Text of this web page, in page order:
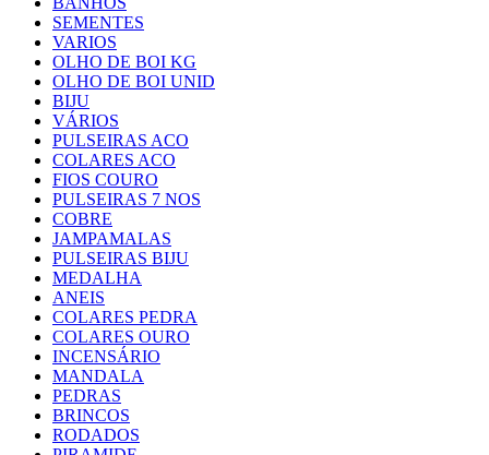
SEMENTES
VARIOS
OLHO DE BOI KG
OLHO DE BOI UNID
BIJU
VÁRIOS
PULSEIRAS ACO
COLARES ACO
FIOS COURO
PULSEIRAS 7 NOS
COBRE
JAMPAMALAS
PULSEIRAS BIJU
MEDALHA
ANEIS
COLARES PEDRA
COLARES OURO
INCENSÁRIO
MANDALA
PEDRAS
BRINCOS
RODADOS